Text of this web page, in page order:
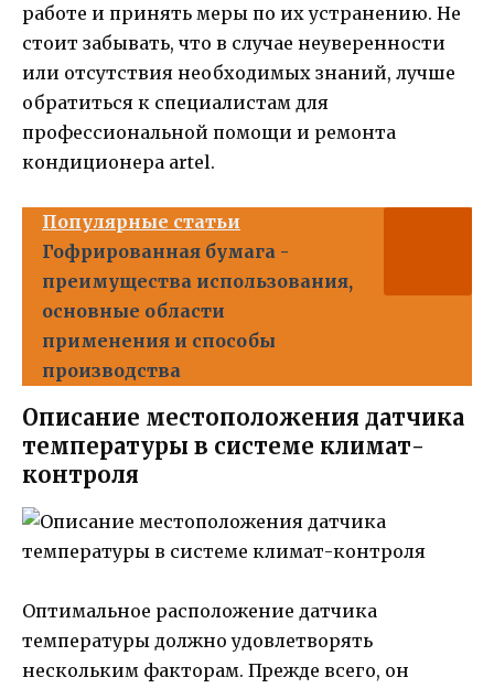
работе и принять меры по их устранению. Не
стоит забывать, что в случае неуверенности
или отсутствия необходимых знаний, лучше
обратиться к специалистам для
профессиональной помощи и ремонта
кондиционера artel.
Популярные статьи
Гофрированная бумага -
преимущества использования,
основные области
применения и способы
производства
Описание местоположения датчика
температуры в системе климат-
контроля
Оптимальное расположение датчика
температуры должно удовлетворять
нескольким факторам. Прежде всего, он